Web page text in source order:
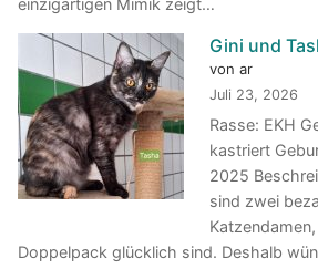
einzigartigen Mimik zeigt…
Gini und
von ar
Juli 23, 2026
Rasse: EKH
kastriert
2025
sind zwei
Doppelpack glücklich sind. Deshalb